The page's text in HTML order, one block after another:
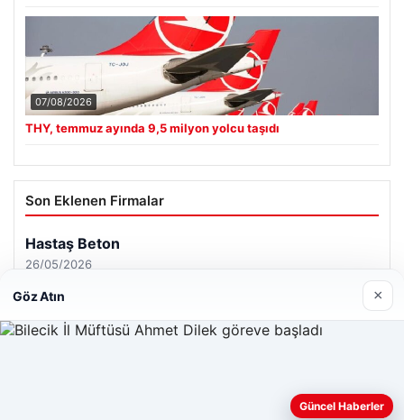
07/08/2026
THY, temmuz ayında 9,5 milyon yolcu taşıdı
Son Eklenen Firmalar
Web sitemizi nasıl kullandığınızı daha iyi anlayabilmek,
Göz Atın ×
Güncel Haberler